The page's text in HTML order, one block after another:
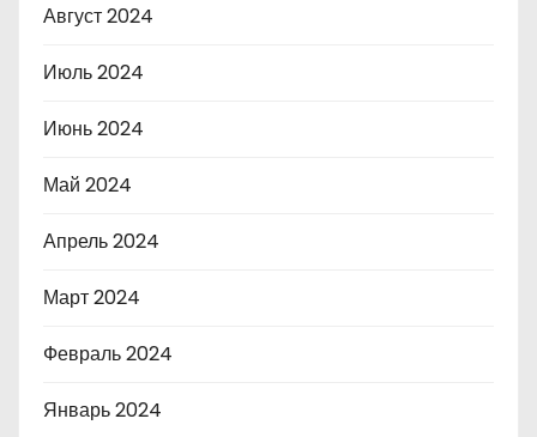
Август 2024
Июль 2024
Июнь 2024
Май 2024
Апрель 2024
Март 2024
Февраль 2024
Январь 2024